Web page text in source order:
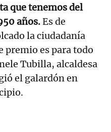
que tenemos del
años.Es de
la ciudadanía
premio es para todo
Tubilla, alcaldesa
el galardón en